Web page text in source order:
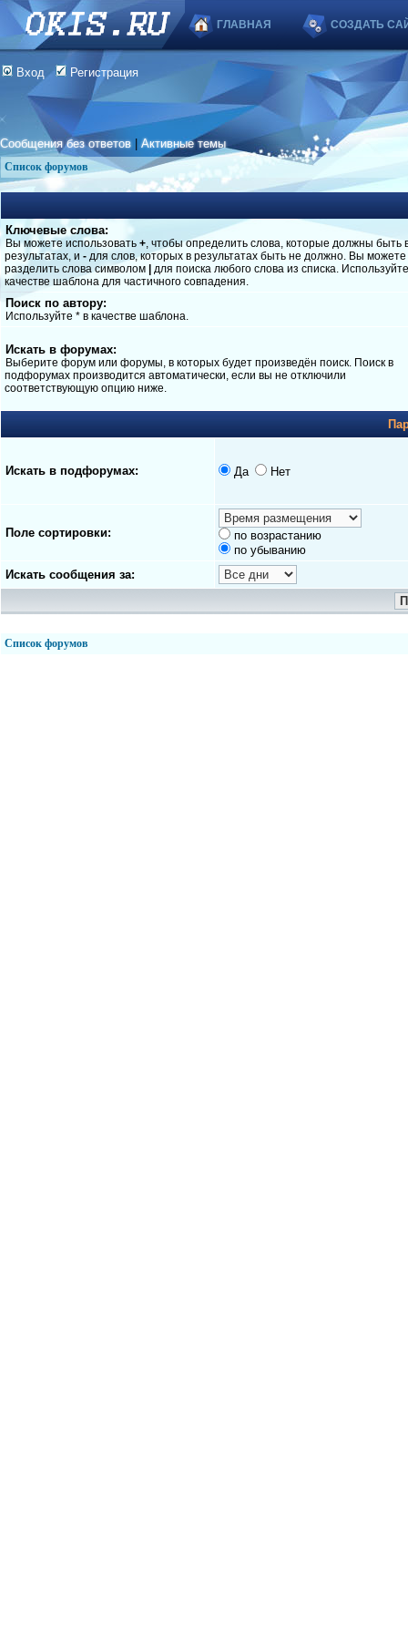
ГЛАВНАЯ СОЗДАТЬ
Вход Регистрация
Сообщения без ответов |Активные темы
Список форумов
Ключевые слова:
Вы можете использовать +, чтобы определить слова, которые должны быть
результатах, и - для слов, которых в результатах быть не должно. Вы можете
разделить слова символом
для поиска любого слова из списка.
качестве шаблона для частичного совпадения.
Поиск по автору:
Используйте * в качестве шаблона.
Искать в форумах:
Выберите форум или форумы, в которых будет произведён поиск. Поиск в
подфорумах производится автоматически, если вы не отключили
соответствующую опцию ниже.
Искать в подфорумах: Да Нет
Поле сортировки:
по возрастанию
по убыванию
Искать сообщения за:
Список форумов